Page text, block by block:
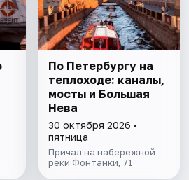
По Петербургу на
теплоходе: каналы,
мосты и Большая
Нева
30 октября 2026 •
пятница
Причал на набережной
реки Фонтанки, 71